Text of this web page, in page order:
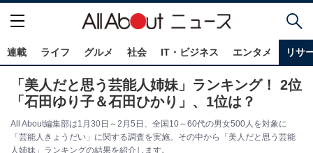
連載 ライフ グルメ 社会 IT・ビジネス エンタメ リサ
「美人だと思う芸能人姉妹」ランキング！ 2位
「石田ゆり子＆石田ひかり」、1位は？
All About編集部は1月30日～2月5日、全国10～60代の男女500人を対象に
「芸能人きょうだい」に関する調査を実施。その中から「美人だと思う芸能
人姉妹」ランキングの結果を紹介します。